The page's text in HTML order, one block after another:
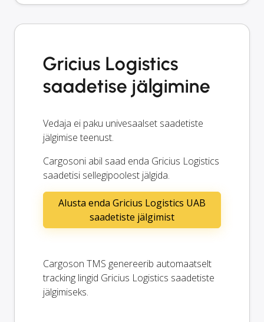
Gricius Logistics
saadetise jälgimine
Vedaja ei paku univesaalset saadetiste
jälgimise teenust.
Cargosoni abil saad enda Gricius Logistics
saadetisi sellegipoolest jälgida.
Alusta enda Gricius Logistics UAB
saadetiste jälgimist
Cargoson TMS genereerib automaatselt
tracking lingid Gricius Logistics saadetiste
jälgimiseks.